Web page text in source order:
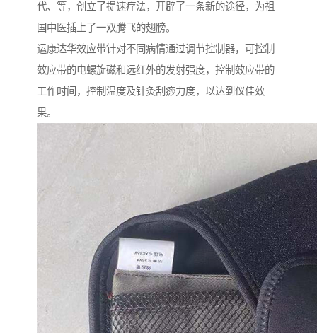
代、等，创立了提速疗法，开辟了一条新的途径，为祖
国中医插上了一双腾飞的翅膀。
运康达华效应带针对不同病情通过调节控制器，可控制
效应带的电螺旋磁和远红外的发射强度，控制效应带的
工作时间，控制温度及针灸刮痧力度，以达到仪佳效
果。